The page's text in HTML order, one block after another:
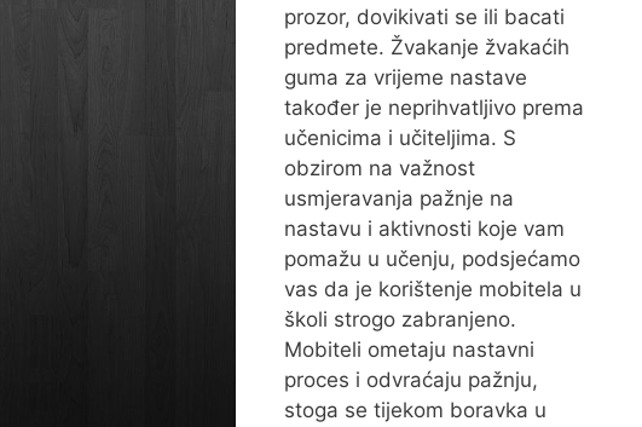
prozor, dovikivati se ili bacati
predmete. Žvakanje žvakaćih
guma za vrijeme nastave
također je neprihvatljivo prema
učenicima i učiteljima. S
obzirom na važnost
usmjeravanja pažnje na
nastavu i aktivnosti koje vam
pomažu u učenju, podsjećamo
vas da je korištenje mobitela u
školi strogo zabranjeno.
Mobiteli ometaju nastavni
proces i odvraćaju pažnju,
stoga se tijekom boravka u